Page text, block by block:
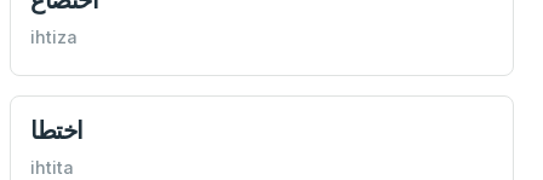
ihtiza
اختطا
ihtita